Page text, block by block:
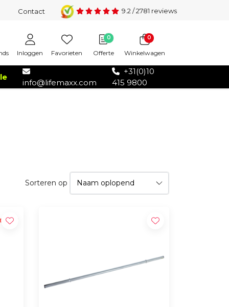
Contact 9.2 /2781 reviews
Inloggen Favorieten Offerte
0 0
Winkelwagen
info@lifemaxx.com
+31(0)10
415 9800
Sorteren op